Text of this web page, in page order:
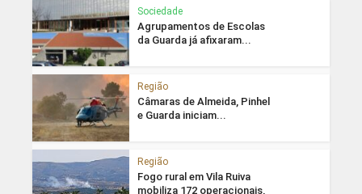
Sociedade
Agrupamentos de Escolas
da Guarda já afixaram...
Região
Câmaras de Almeida, Pinhel
e Guarda iniciam...
Região
Fogo rural em Vila Ruiva
mobiliza 172 operacionais,